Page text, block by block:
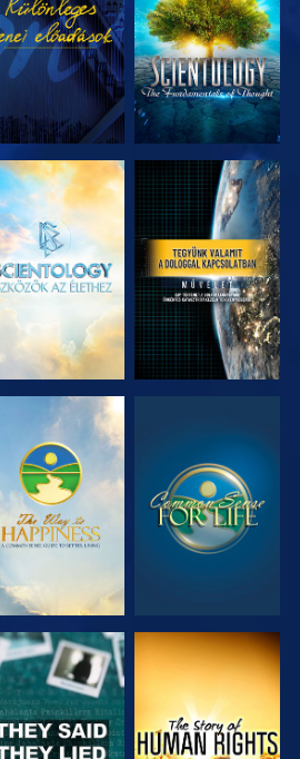
RÉSZEI
A SOROZAT
RÉSZEI
MŰSORNÉZÉS
MŰSORNÉZÉS MŰSORNÉZÉS
MŰSORNÉZÉS MŰSORNÉZÉS